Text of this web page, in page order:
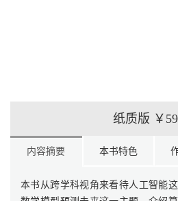
纸质版 ￥
内容摘要 本书特色
本书从跨学科视角来看待人工智能